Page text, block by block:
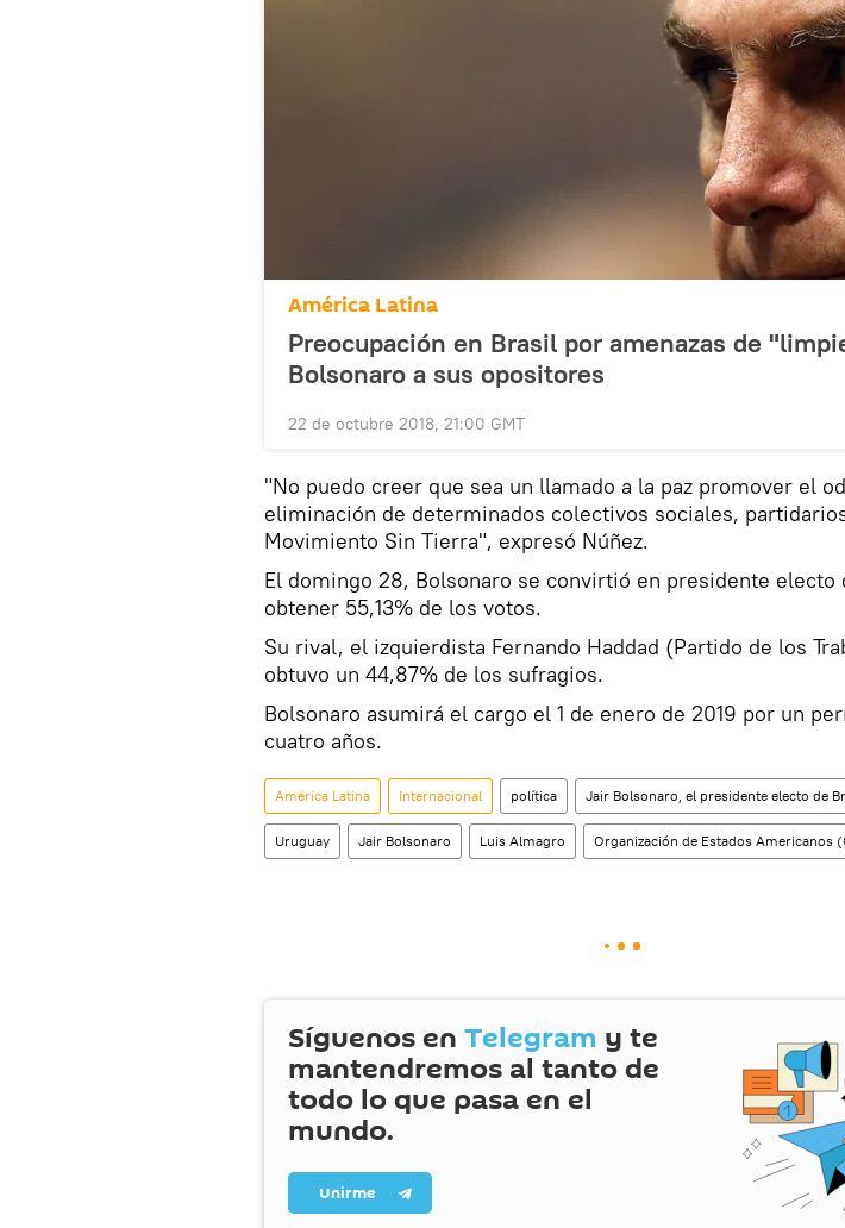
América Latina
Preocupación en Brasil por amenazas de
Bolsonaro a sus opositores
22 de octubre 2018, 21:00 GMT
"No puedo creer que sea un llamado a la paz promover el
eliminación de determinados colectivos sociales,
Movimiento Sin Tierra", expresó Núñez.
El domingo 28, Bolsonaro se convirtió en presidente electo
obtener 55,13% de los votos.
Su rival, el izquierdista Fernando Haddad (Partido de los
obtuvo un 44,87% de los sufragios.
Bolsonaro asumirá el cargo el 1 de enero de 2019 por un
cuatro años.
América Latina Internacional política Jair Bolsonaro, el presidente electo de
Uruguay Jair Bolsonaro Luis Almagro Organización de Estados Americanos
Síguenos en Telegram y te
mantendremos al tanto de
todo lo que pasa en el
mundo.
Unirme